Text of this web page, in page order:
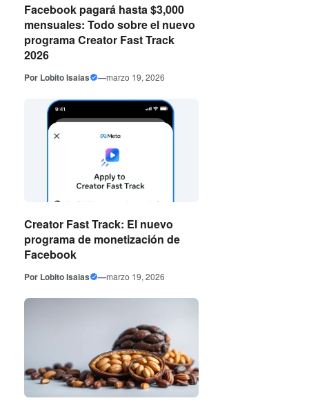
Facebook pagará hasta $3,000
mensuales: Todo sobre el nuevo
programa Creator Fast Track
2026
Por Lobito Isaias —marzo 19, 2026
Creator Fast Track: El nuevo
programa de monetización de
Facebook
Por Lobito Isaias —marzo 19, 2026